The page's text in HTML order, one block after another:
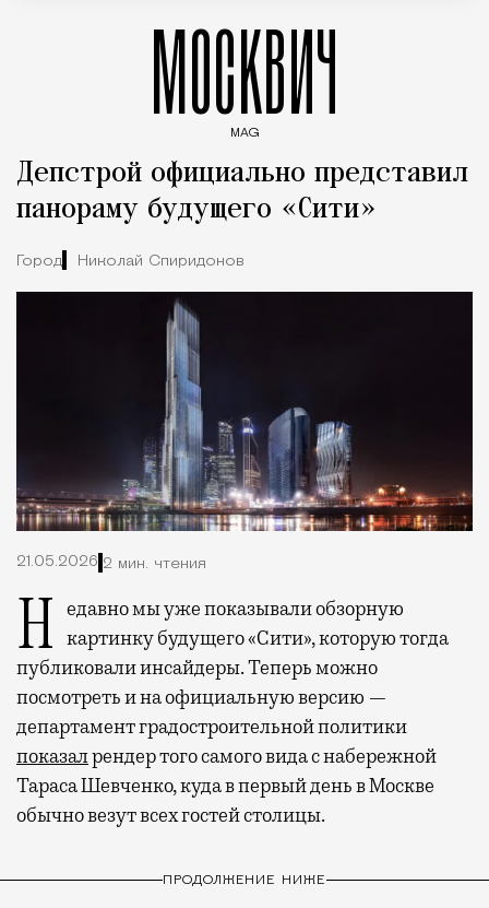
МОСКВИЧ
MAG
Депстрой официально представил
панораму будущего «Сити»
Город Николай Спиридонов
21.05.2026 2 мин. чтения
Недавно мы уже показывали обзорную картинку будущего «Сити», которую тогда
публиковали инсайдеры. Теперь можно
посмотреть и на официальную версию —
департамент градостроительной политики
показалрендер того самого вида с набережной
Тараса Шевченко, куда в первый день в Москве
обычно везут всех гостей столицы.
ПРОДОЛЖЕНИЕ НИЖЕ